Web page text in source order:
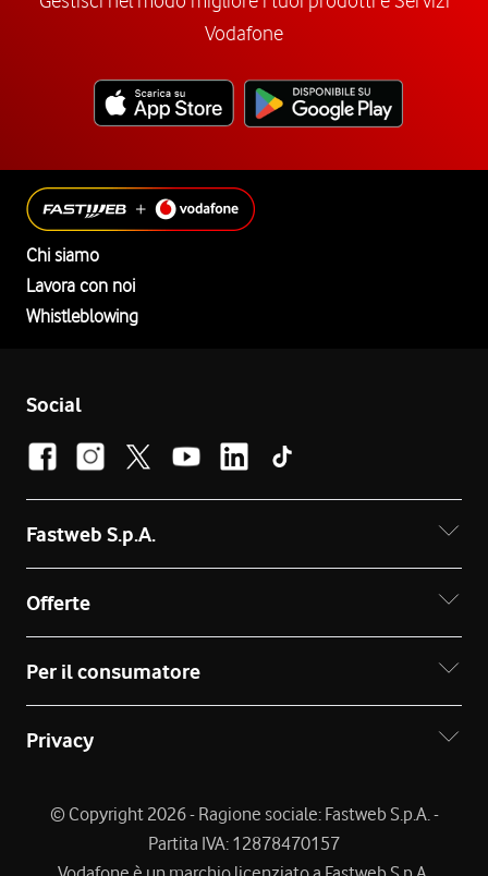
Vodafone
Chi siamo
Lavora con noi
Whistleblowing
Social
Fastweb S.p.A.
Offerte
Per il consumatore
Privacy
© Copyright 2026 - Ragione sociale: Fastweb S.p.A. -
Partita IVA: 12878470157